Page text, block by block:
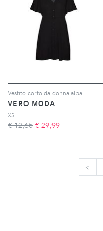
Vestito corto da donna alba
VERO MODA
XS
€ 12,65 € 29,99
<